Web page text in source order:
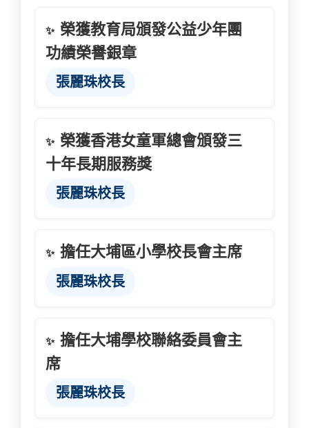
✨ 榮獲教育局頒發公益少年團
功績榮譽銀章
張麗珠校長
✨ 榮獲香港女童軍總會頒發三
十年長期服務獎
張麗珠校長
✨ 擔任大埔區小學校長會主席
張麗珠校長
✨ 擔任大埔學校聯絡委員會主
席
張麗珠校長